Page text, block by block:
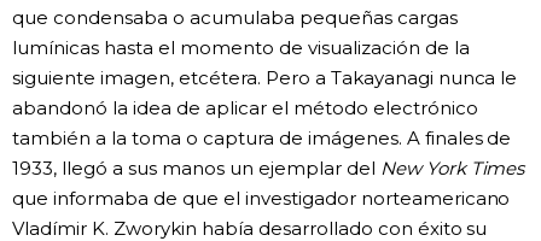
que condensaba o acumulaba pequeñas cargas
lumínicas hasta el momento de visualización de la
siguiente imagen, etcétera. Pero a Takayanagi nunca le
abandonó la idea de aplicar el método electrónico
también a la toma o captura de imágenes. A finales de
1933, llegó a sus manos un ejemplar del New York Times
que informaba de que el investigador norteamericano
Vladímir K. Zworykin había desarrollado con éxito su